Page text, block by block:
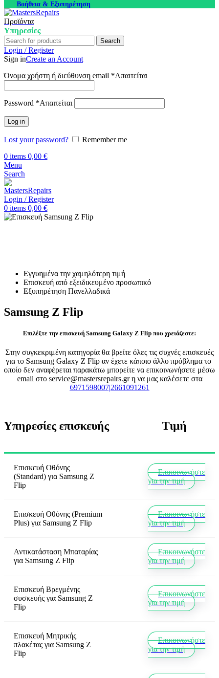
Βοήθεια & Εξυπηρέτηση
Προϊόντα
Υπηρεσίες
Search
Login / Register
Sign inCreate an Account
Όνομα χρήστη ή διεύθυνση email *Απαιτείται
Password *Απαιτείται
Log in
Lost your password?
Remember me
0 items 0,00 €
Menu
Search
Login / Register
0 items 0,00 €
Εγγυημένα την χαμηλότερη τιμή
Επισκευή από εξειδικευμένο προσωπικό
Εξυπηρέτηση Πανελλαδικά
Samsung Z Flip
Επιλέξτε την επισκευή Samsung Galaxy Z Flip που χρειάζεστε:
Στην συγκεκριμένη κατηγορία θα βρείτε όλες τις συχνές επισκευές
για το Samsung Galaxy Z Flip αν έχετε κάποιο άλλο πρόβλημα το
οποίο δεν αναφέρεται παρακάτω μπορείτε να επικοινωνήσετε μέσω
email στο service@mastersrepairs.gr η να μας καλέσετε στα
6971598007|2661091261
Υπηρεσίες επισκευής Τιμή
Επισκευή Οθόνης
(Standard) για Samsung Z
Flip
Επικοινωνήστε
για την τιμή
Επισκευή Οθόνης (Premium
Plus) για Samsung Z Flip
Επικοινωνήστε
για την τιμή
Αντικατάσταση Μπαταρίας
για Samsung Z Flip
Επικοινωνήστε
για την τιμή
Επισκευή Βρεγμένης
συσκευής για Samsung Z
Flip
Επικοινωνήστε
για την τιμή
Επισκευή Μητρικής
πλακέτας για Samsung Z
Flip
Επικοινωνήστε
για την τιμή